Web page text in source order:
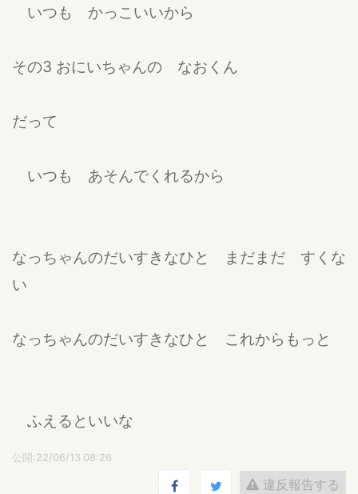
いつも かっこいいから
その3 おにいちゃんの なおくん
だって
いつも あそんでくれるから
なっちゃんのだいすきなひと まだまだ すくな
い
なっちゃんのだいすきなひと これからもっと
ふえるといいな
公開:22/06/13 08:26
違反報告する